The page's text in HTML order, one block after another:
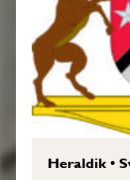
Heraldik•